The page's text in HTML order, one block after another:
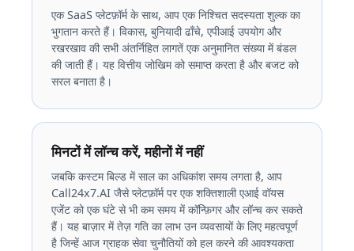
एक SaaS प्लेटफ़ॉर्म के साथ, आप एक निश्चित सदस्यता शुल्क का
भुगतान करते हैं। विकास, बुनियादी ढाँचे, एपीआई उपयोग और
रखरखाव की सभी अंतर्निहित लागतें एक अनुमानित संख्या में बंडल
की जाती हैं। यह वित्तीय जोखिम को समाप्त करता है और बजट को
सरल बनाता है।
मिनटों में लॉन्च करें, महीनों में नहीं
जबकि कस्टम बिल्ड में साल का अधिकांश समय लगता है, आप
Call24x7.AI जैसे प्लेटफ़ॉर्म पर एक शक्तिशाली एआई वॉयस
एजेंट को एक घंटे से भी कम समय में कॉन्फ़िगर और लॉन्च कर सकते
हैं। यह बाज़ार में तेज़ गति का लाभ उन व्यवसायों के लिए महत्वपूर्ण
है जिन्हें आज ग्राहक सेवा चुनौतियों को हल करने की आवश्यकता